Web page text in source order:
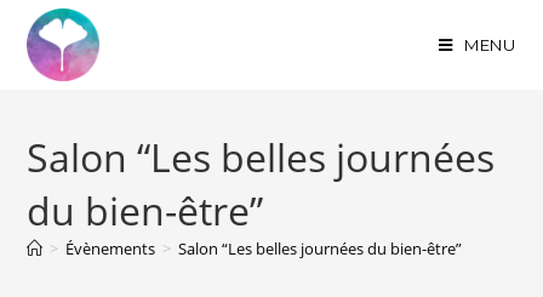
MENU
Salon “Les belles journées
du bien-être”
> Évènements > Salon “Les belles journées du bien-être”